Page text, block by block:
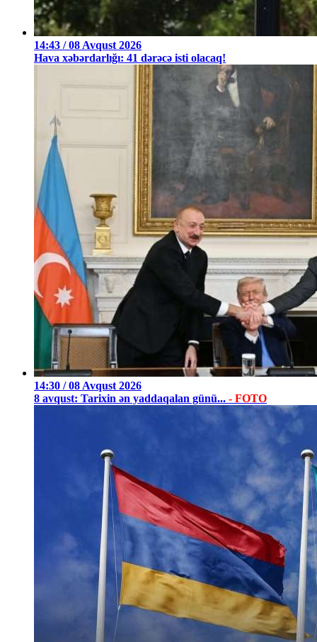
14:43 / 08 Avqust 2026
Hava xəbərdarlığı: 41 dərəcə isti olacaq!
14:30 / 08 Avqust 2026
8 avqust: Tarixin ən yaddaqalan günü... - FOTO